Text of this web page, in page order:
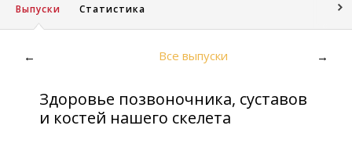
Выпуски Статистика
← Все выпуски →
Здоровье позвоночника, суставов
и костей нашего скелета